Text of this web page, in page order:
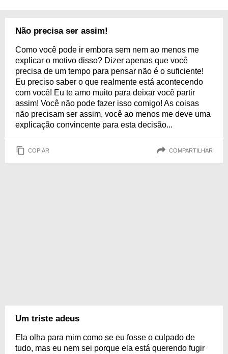
Não precisa ser assim!
Como você pode ir embora sem nem ao menos me
explicar o motivo disso? Dizer apenas que você
precisa de um tempo para pensar não é o suficiente!
Eu preciso saber o que realmente está acontecendo
com você! Eu te amo muito para deixar você partir
assim! Você não pode fazer isso comigo! As coisas
não precisam ser assim, você ao menos me deve uma
explicação convincente para esta decisão...
COPIAR COMPARTILHAR
Um triste adeus
Ela olha para mim como se eu fosse o culpado de
tudo, mas eu nem sei porque ela está querendo fugir